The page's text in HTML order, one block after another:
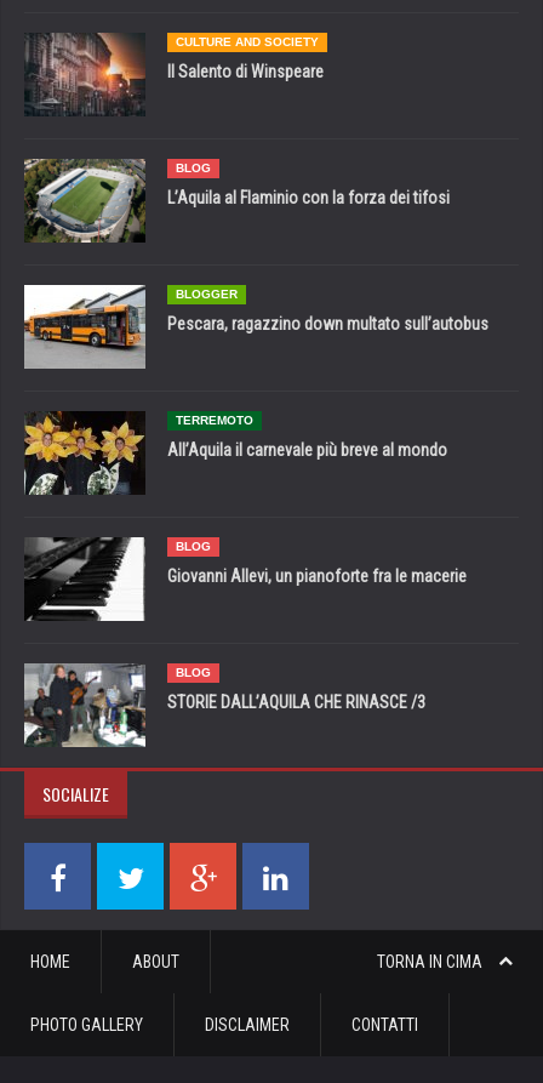
CULTURE AND SOCIETY
Il Salento di Winspeare
BLOG
L’Aquila al Flaminio con la forza dei tifosi
BLOGGER
Pescara, ragazzino down multato sull’autobus
TERREMOTO
All’Aquila il carnevale più breve al mondo
BLOG
Giovanni Allevi, un pianoforte fra le macerie
BLOG
STORIE DALL’AQUILA CHE RINASCE /3
SOCIALIZE
TORNA IN CIMA
HOME ABOUT
PHOTO GALLERY DISCLAIMER CONTATTI